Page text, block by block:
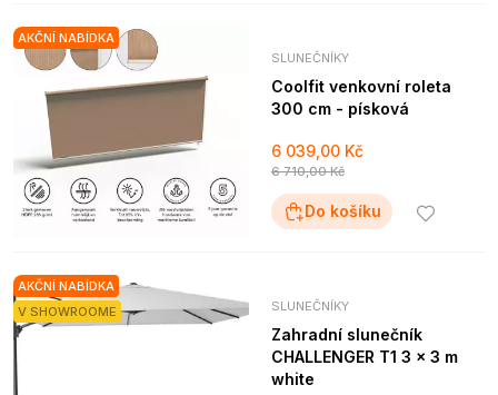
AKČNÍ NABÍDKA
SLUNEČNÍKY
Coolfit venkovní roleta
300 cm - písková
6 039,00 Kč
6 710,00 Kč
Do košíku
AKČNÍ NABÍDKA
V SHOWROOME
SLUNEČNÍKY
Zahradní slunečník
CHALLENGER T1 3 x 3 m
white